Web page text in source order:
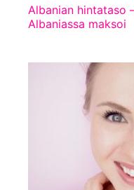
Albanian hintataso
Albaniassa maksoi